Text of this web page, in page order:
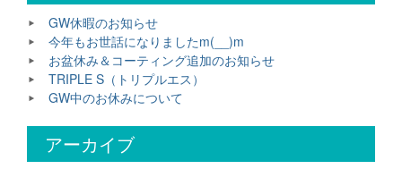
GW休暇のお知らせ
今年もお世話になりましたm(__)m
お盆休み＆コーティング追加のお知らせ
TRIPLE S（トリプルエス）
GW中のお休みについて
アーカイブ